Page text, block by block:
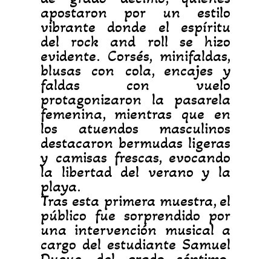
apostaron por un estilo
vibrante donde el espíritu
del rock and roll se hizo
evidente. Corsés, minifaldas,
blusas con cola, encajes y
faldas con vuelo
protagonizaron la pasarela
femenina, mientras que en
los atuendos masculinos
destacaron bermudas ligeras
y camisas frescas, evocando
la libertad del verano y la
playa.
Tras esta primera muestra, el
público fue sorprendido por
una intervención musical a
cargo del estudiante Samuel